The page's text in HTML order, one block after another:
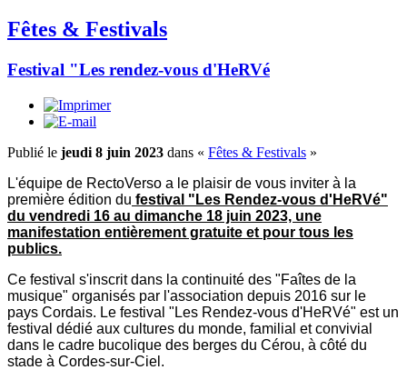
Fêtes & Festivals
Festival "Les rendez-vous d'HeRVé
Publié le jeudi 8 juin 2023 dans « Fêtes & Festivals »
L'équipe de RectoVerso a le plaisir de vous inviter à la
première édition du festival "Les Rendez-vous d'HeRVé"
du vendredi 16 au dimanche 18 juin 2023, une
manifestation entièrement gratuite et pour tous les
publics.
Ce festival s'inscrit dans la continuité des "Faîtes de la
musique" organisés par l'association depuis 2016 sur le
pays Cordais. Le festival "Les Rendez-vous d'HeRVé" est un
festival dédié aux cultures du monde, familial et convivial
dans le cadre bucolique des berges du Cérou, à côté du
stade à Cordes-sur-Ciel.